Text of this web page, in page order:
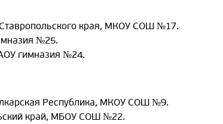
края, МКОУ СОШ №17.
№25.
гимназия №24.
Республика, МКОУ СОШ №9.
край, МБОУ СОШ №22.